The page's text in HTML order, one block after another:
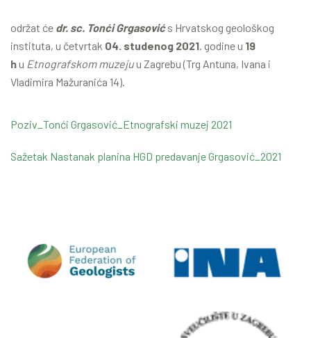
održat će dr. sc. Tonći Grgasovićs Hrvatskog geološkog
instituta, u četvrtak 04. studenog 2021 . godine u 19
hu Etnografskom muzejuu Zagrebu (Trg Antuna, Ivana i
Vladimira Mažuranića 14).
Poziv_Tonći Grgasović_Etnografski muzej 2021
Sažetak Nastanak planina HGD predavanje Grgasović_2021